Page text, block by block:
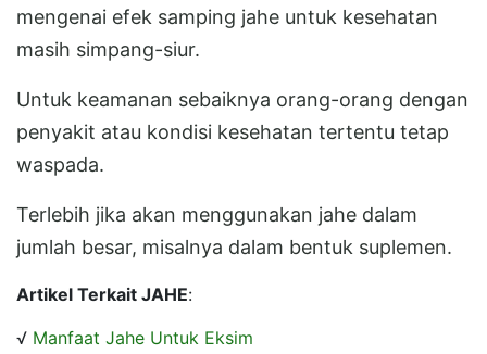
mengenai efek samping jahe untuk kesehatan
masih simpang-siur.
Untuk keamanan sebaiknya orang-orang dengan
penyakit atau kondisi kesehatan tertentu tetap
waspada.
Terlebih jika akan menggunakan jahe dalam
jumlah besar, misalnya dalam bentuk suplemen.
Artikel Terkait JAHE:
√ Manfaat Jahe Untuk Eksim